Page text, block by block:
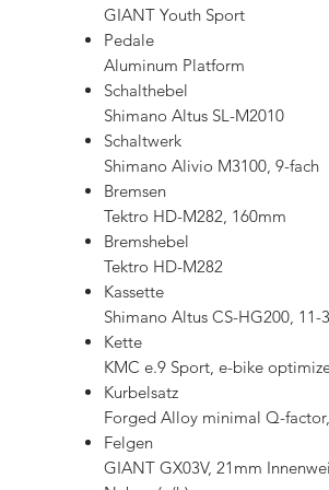
GIANT Youth Sport
Pedale
Aluminum Platform
Schalthebel
Shimano Altus SL-M2010
Schaltwerk
Shimano Alivio M3100, 9-fach
Bremsen
Tektro HD-M282, 160mm
Bremshebel
Tektro HD-M282
Kassette
Shimano Altus CS-HG200, 11-
Kette
KMC e.9 Sport, e-bike
Kurbelsatz
Forged Alloy minimal Q-
Felgen
GIANT GX03V, 21mm